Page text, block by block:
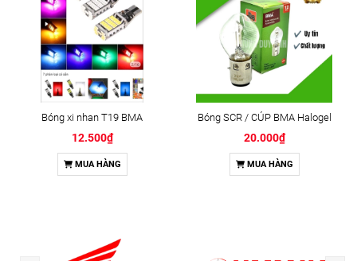
Bóng xi nhan T19 BMA
12.500₫
MUA HÀNG
Bóng SCR / CÚP BMA Halogel
20.000₫
MUA HÀNG